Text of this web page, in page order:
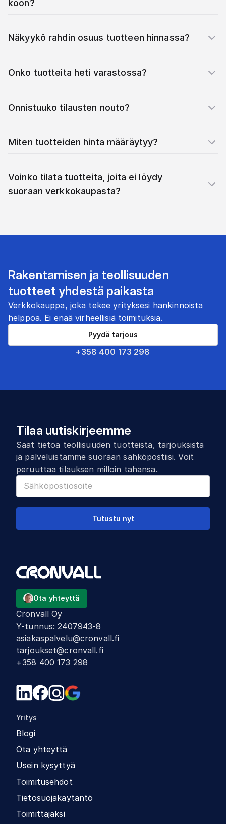
koon?
Näkyykö rahdin osuus tuotteen hinnassa?
Onko tuotteita heti varastossa?
Onnistuuko tilausten nouto?
Miten tuotteiden hinta määräytyy?
Voinko tilata tuotteita, joita ei löydy
suoraan verkkokaupasta?
Rakentamisen ja teollisuuden
tuotteet yhdestä paikasta
Verkkokauppa, joka tekee yrityksesi hankinnoista
helppoa. Ei enää virheellisiä toimituksia.
+358 400 173 298
Pyydä tarjous
Tilaa uutiskirjeemme
Saat tietoa teollisuuden tuotteista, tarjouksista
ja palveluistamme suoraan sähköpostiisi. Voit
peruuttaa tilauksen milloin tahansa.
Tutustu nyt
Ota yhteyttä
Cronvall Oy
Y-tunnus:2407943-8
asiakaspalvelu@cronvall.fi
tarjoukset@cronvall.fi
+358 400 173 298
Yritys
Blogi
Ota yhteyttä
Usein kysyttyä
Toimitusehdot
Tietosuojakäytäntö
Toimittajaksi